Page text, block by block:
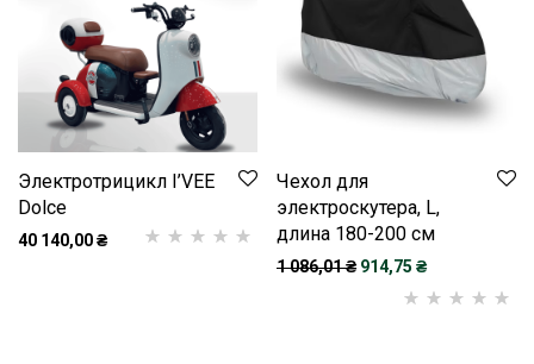
Электротрицикл I’VEE
Dolce
40 140,00₴
Чехол для
электроскутера, L,
длина 180-200 см
1 086,01₴ Первоначальная
914,75 ₴Текущая